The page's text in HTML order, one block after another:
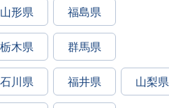
山形県 福島県
栃木県 群馬県
石川県 福井県 山梨県